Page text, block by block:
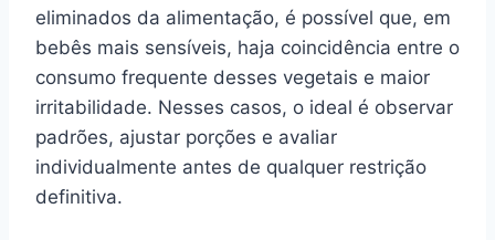
eliminados da alimentação, é possível que, em
bebês mais sensíveis, haja coincidência entre o
consumo frequente desses vegetais e maior
irritabilidade. Nesses casos, o ideal é observar
padrões, ajustar porções e avaliar
individualmente antes de qualquer restrição
definitiva.